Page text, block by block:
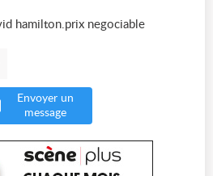
hamilton.prix negociable
Envoyer un
message